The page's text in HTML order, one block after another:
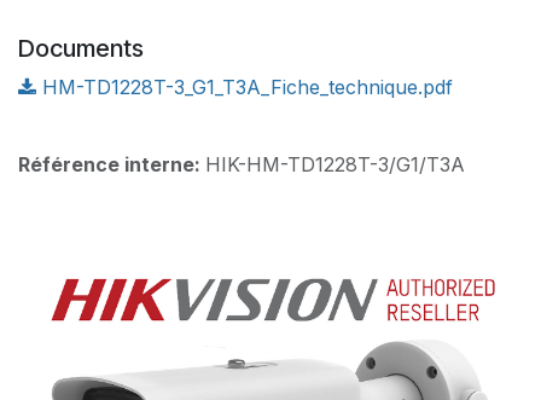
Documents
HM-TD1228T-3_G1_T3A_Fiche_technique.pdf
Référence interne: HIK-HM-TD1228T-3/G1/T3A